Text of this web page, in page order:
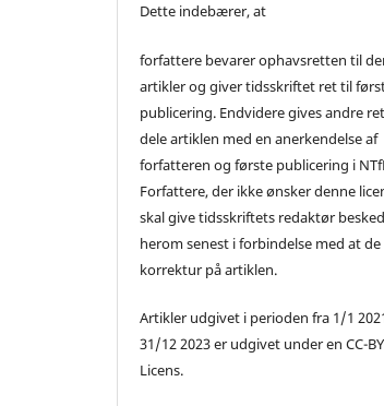
Dette indebærer, at
forfattere bevarer ophavsretten til
artikler og giver tidsskriftet ret til
publicering. Endvidere gives andre
dele artiklen med en anerkendelse af
forfatteren og første publicering i
Forfattere, der ikke ønsker denne
skal give tidsskriftets redaktør besked
herom senest i forbindelse med at
korrektur på artiklen.
Artikler udgivet i perioden fra 1/1
31/12 2023 er udgivet under en CC-
Licens.